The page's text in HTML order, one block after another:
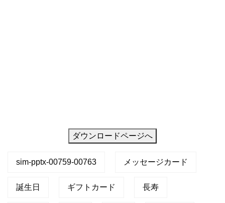
ダウンロードページへ
sim-pptx-00759-00763 メッセージカード
誕生日 ギフトカード 長寿